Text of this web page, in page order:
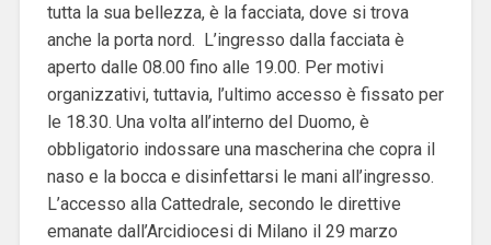
tutta la sua bellezza, è la facciata, dove si trova
anche la porta nord. L’ingresso dalla facciata è
aperto dalle 08.00 fino alle 19.00. Per motivi
organizzativi, tuttavia, l’ultimo accesso è fissato per
le 18.30. Una volta all’interno del Duomo, è
obbligatorio indossare una mascherina che copra il
naso e la bocca e disinfettarsi le mani all’ingresso.
L’accesso alla Cattedrale, secondo le direttive
emanate dall’Arcidiocesi di Milano il 29 marzo